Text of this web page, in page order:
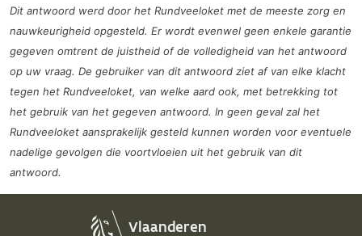
Dit antwoord werd door het Rundveeloket met de meeste zorg en
nauwkeurigheid opgesteld. Er wordt evenwel geen enkele garantie
gegeven omtrent de juistheid of de volledigheid van het antwoord
op uw vraag. De gebruiker van dit antwoord ziet af van elke klacht
tegen het Rundveeloket, van welke aard ook, met betrekking tot
het gebruik van het gegeven antwoord. In geen geval zal het
Rundveeloket aansprakelijk gesteld kunnen worden voor eventuele
nadelige gevolgen die voortvloeien uit het gebruik van dit
antwoord.